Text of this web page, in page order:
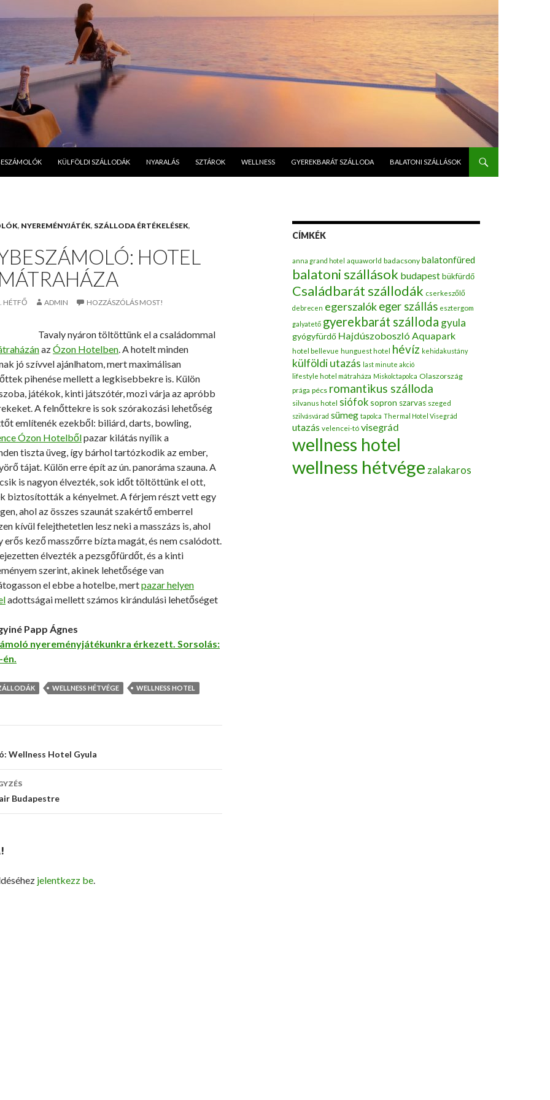
KÜLFÖLDI SZÁLLODÁK NYARALÁS SZTÁROK WELLNESS GYEREKBARÁT SZÁLLODA BALATONI SZÁLLÁSOK
, NYEREMÉNYJÁTÉK, SZÁLLODA ÉRTÉKELÉSEK,
HOTEL
HÉTFŐ ADMIN HOZZÁSZÓLÁS MOST!
Tavaly nyáron töltöttünk el a családommal
azÓzon Hotelben. A hotelt minden
jó szívvel ajánlhatom, mert maximálisan
pihenése mellett a legkisebbekre is. Külön
játékok, kinti játszótér, mozi várja az apróbb
A felnőttekre is sok szórakozási lehetőség
említenék ezekből: biliárd, darts, bowling,
Ózon Hotelbőlpazar kilátás nyílik a
tiszta üveg, így bárhol tartózkodik az ember,
tájat. Külön erre épít az ún. panoráma szauna. A
is nagyon élvezték, sok időt töltöttünk el ott,
biztosították a kényelmet. A férjem részt vett egy
ahol az összes szaunát szakértő emberrel
kívül felejthetetlen lesz neki a masszázs is, ahol
erős kező masszőrre bízta magát, és nem csalódott.
élvezték a pezsgőfürdőt, és a kinti
szerint, akinek lehetősége van
el ebbe a hotelbe, mertpazar helyen
adottságai mellett számos kirándulási lehetőséget
Papp Ágnes
nyereményjátékunkra érkezett. Sorsolás:
én.
WELLNESS HÉTVÉGE WELLNESS HOTEL
Wellness Hotel Gyula
Budapestre
jelentkezz be.
CÍMKÉK
anna grand hotel aquaworld badacsony balatonfüred
balatoni szállások budapestbükfürdő
Családbarát szállodák cserkeszőlő
debrecen egerszalókeger szállás esztergom
galyatető gyerekbarát szálloda gyula
gyógyfürdő Hajdúszoboszló Aquapark
hotel bellevue hunguest hotel hévíz kehidakustány
külföldi utazás last minute akció
lifestyle hotel mátraháza Miskolctapolca Olaszország
prága pécs romantikus szálloda
silvanus hotel siófok sopron szarvas szeged
szilvásvárad sümeg tapolca Thermal Hotel Visegrád
utazás velencei-tó visegrád
wellness hotel
wellness hétvége zalakaros